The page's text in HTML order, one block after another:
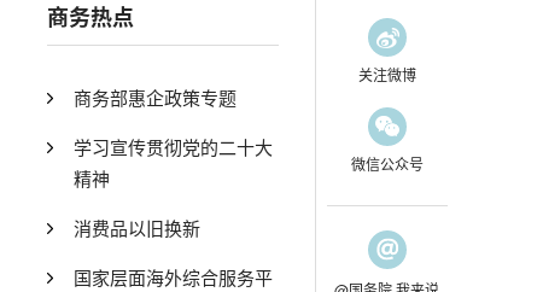
商务热点
商务部惠企政策专题
学习宣传贯彻党的二十大
精神
消费品以旧换新
国家层面海外综合服务平
关注微博
微信公众号